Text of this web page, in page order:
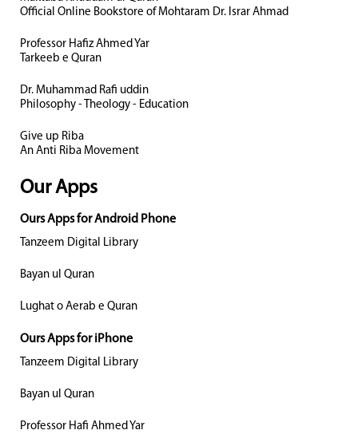
Official Online Bookstore of Mohtaram Dr. Israr Ahmad
Professor Hafiz Ahmed Yar
Tarkeeb e Quran
Dr. Muhammad Rafi uddin
Philosophy - Theology - Education
Give up Riba
An Anti Riba Movement
Our Apps
Ours Apps for Android Phone
Tanzeem Digital Library
Bayan ul Quran
Lughat o Aerab e Quran
Ours Apps for iPhone
Tanzeem Digital Library
Bayan ul Quran
Professor Hafi Ahmed Yar